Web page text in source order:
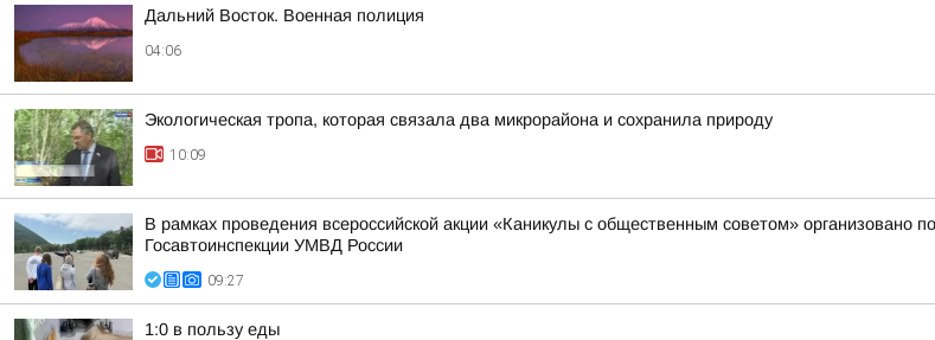
Дальний Восток. Военная полиция
04:06
Экологическая тропа, которая связала два микрорайона и сохранила природу
10:09
В рамках проведения всероссийской акции «Каникулы с общественным советом»
Госавтоинспекции УМВД России
09:27
1:0 в пользу еды